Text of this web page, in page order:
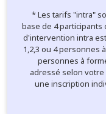
* Les tarifs "intra"
base de 4 participants
d'intervention intra
1,2,3 ou 4 personnes
personnes à
adressé selon
une inscription